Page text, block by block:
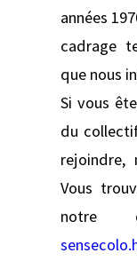
années
cadrage
que nous
Si vous
du
rejoindre,
Vous
notre